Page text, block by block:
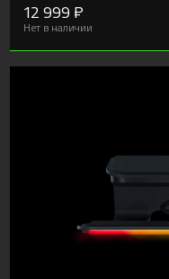
12 999 ₽
Нет в наличии